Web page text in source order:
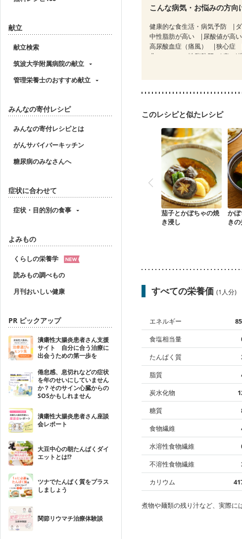
献立
献立検索
筑波大学附属病院の献立
管理栄養士のおすすめ献立
みんなの寄付レシピ
みんなの寄付レシピとは
がんサバイバーキッチン
糖尿病のみなさんへ
症状に合わせて
症状・目的別の食事
よみもの
くらしの栄養学
読みもの調べもの
月刊おいしい健康
PR ピックアップ
潰瘍性大腸炎患者さん支援
サイト 自分に合う治療に
出会うための第一歩を
倦怠感、息切れなどの症状
を年のせいにしていません
か？そのサイン心臓からの
SOSかもしれません
潰瘍性大腸炎患者さん座談
会レポート
大豆中心の朝たんぱくダイ
エットとは!?
ツナでたんぱく質をプラス
しましょう
関節リウマチ治療体験談
こんな病気・お悩みの方向
健康的な食生活・病気予防
中性脂肪が高い
尿酸値が高い
高尿酸血症（痛風）
狭心症
非アルコール性脂肪肝
痔
妊婦健診・体重増加が気にな
産後（ミルク）
骨折
このレシピと似たレシピ
茄子とかぼちゃの焼
き浸し
か
き
すべての栄養価 (1人分)
エネルギー 85
食塩相当量
たんぱく質
脂質
炭水化物
糖質
食物繊維
水溶性食物繊維
不溶性食物繊維
カリウム
煮物や麺類の残り汁など、実際に